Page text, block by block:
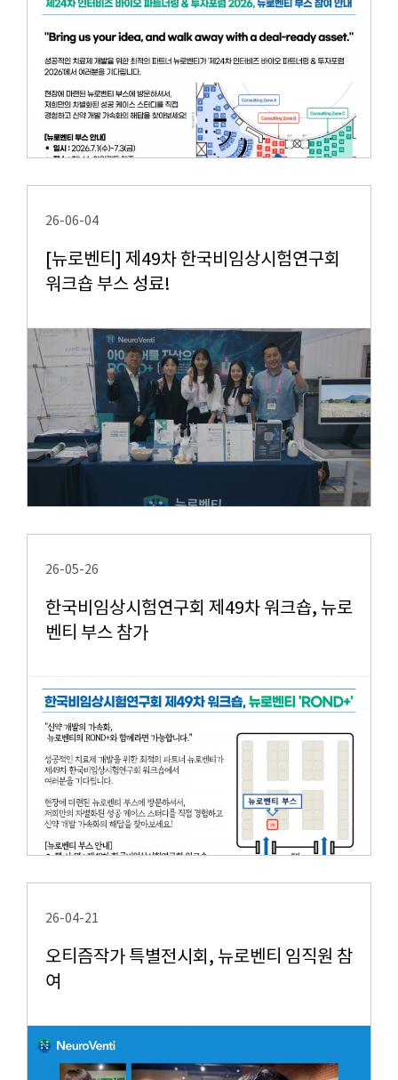
26-06-04
[뉴로벤티] 제49차 한국비임상시험연구회
워크숍 부스 성료!
26-05-26
한국비임상시험연구회 제49차 워크숍, 뉴로
벤티 부스 참가
26-04-21
오티즘작가 특별전시회, 뉴로벤티 임직원 참
여